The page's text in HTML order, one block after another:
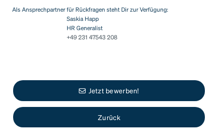
Als Ansprechpartner für Rückfragen steht Dir zur Verfügung:
Saskia Happ
HR Generalist
+49 231 47543 208
Zurück
Jetzt bewerben!